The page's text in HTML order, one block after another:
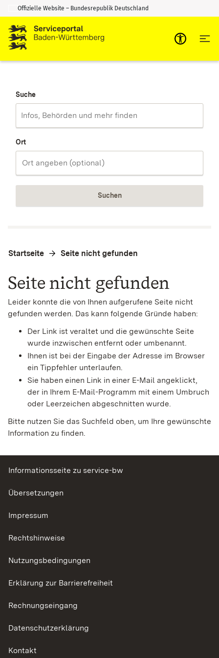
Zum Inhalt springen
Zur Suche springen
Offizielle Website – Bundesrepublik Deutschland
Suche
Ort
Suchen
Startseite Seite nicht gefunden
Seite nicht gefunden
Leider konnte die von Ihnen aufgerufene Seite nicht
gefunden werden. Das kann folgende Gründe haben:
Der Link ist veraltet und die gewünschte Seite
wurde inzwischen entfernt oder umbenannt.
Ihnen ist bei der Eingabe der Adresse im Browser
ein Tippfehler unterlaufen.
Sie haben einen Link in einer E-Mail angeklickt,
der in Ihrem E-Mail-Programm mit einem Umbruch
oder Leerzeichen abgeschnitten wurde.
Bitte nutzen Sie das Suchfeld oben, um Ihre gewünschte
Information zu finden.
Informationsseite zu service-bw
Übersetzungen
Impressum
Rechtshinweise
Nutzungsbedingungen
Erklärung zur Barrierefreiheit
Rechnungseingang
Datenschutzerklärung
Kontakt